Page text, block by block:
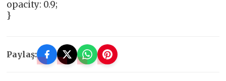
opacity: 0.9;
}
Paylaş: